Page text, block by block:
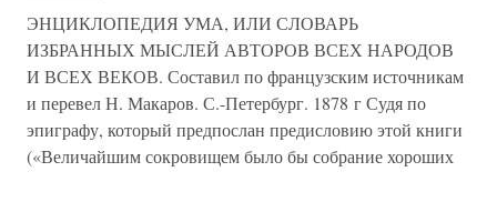
ЭНЦИКЛОПЕДИЯ УМА, ИЛИ СЛОВАРЬ
ИЗБРАННЫХ МЫСЛЕЙ АВТОРОВ ВСЕХ НАРОДОВ
И ВСЕХ ВЕКОВ. Составил по французским источникам
и перевел Н. Макаров. С.-Петербург. 1878 г Судя по
эпиграфу, который предпослан предисловию этой книги
(«Величайшим сокровищем было бы собрание хороших